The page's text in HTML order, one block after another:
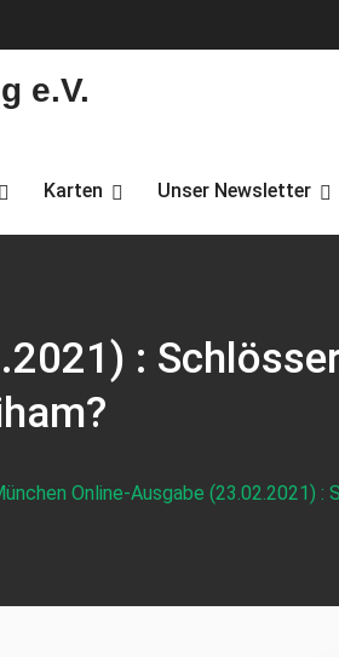
e.V.
Karten Unser Newsletter
:
Online-Ausgabe (23.02.2021)